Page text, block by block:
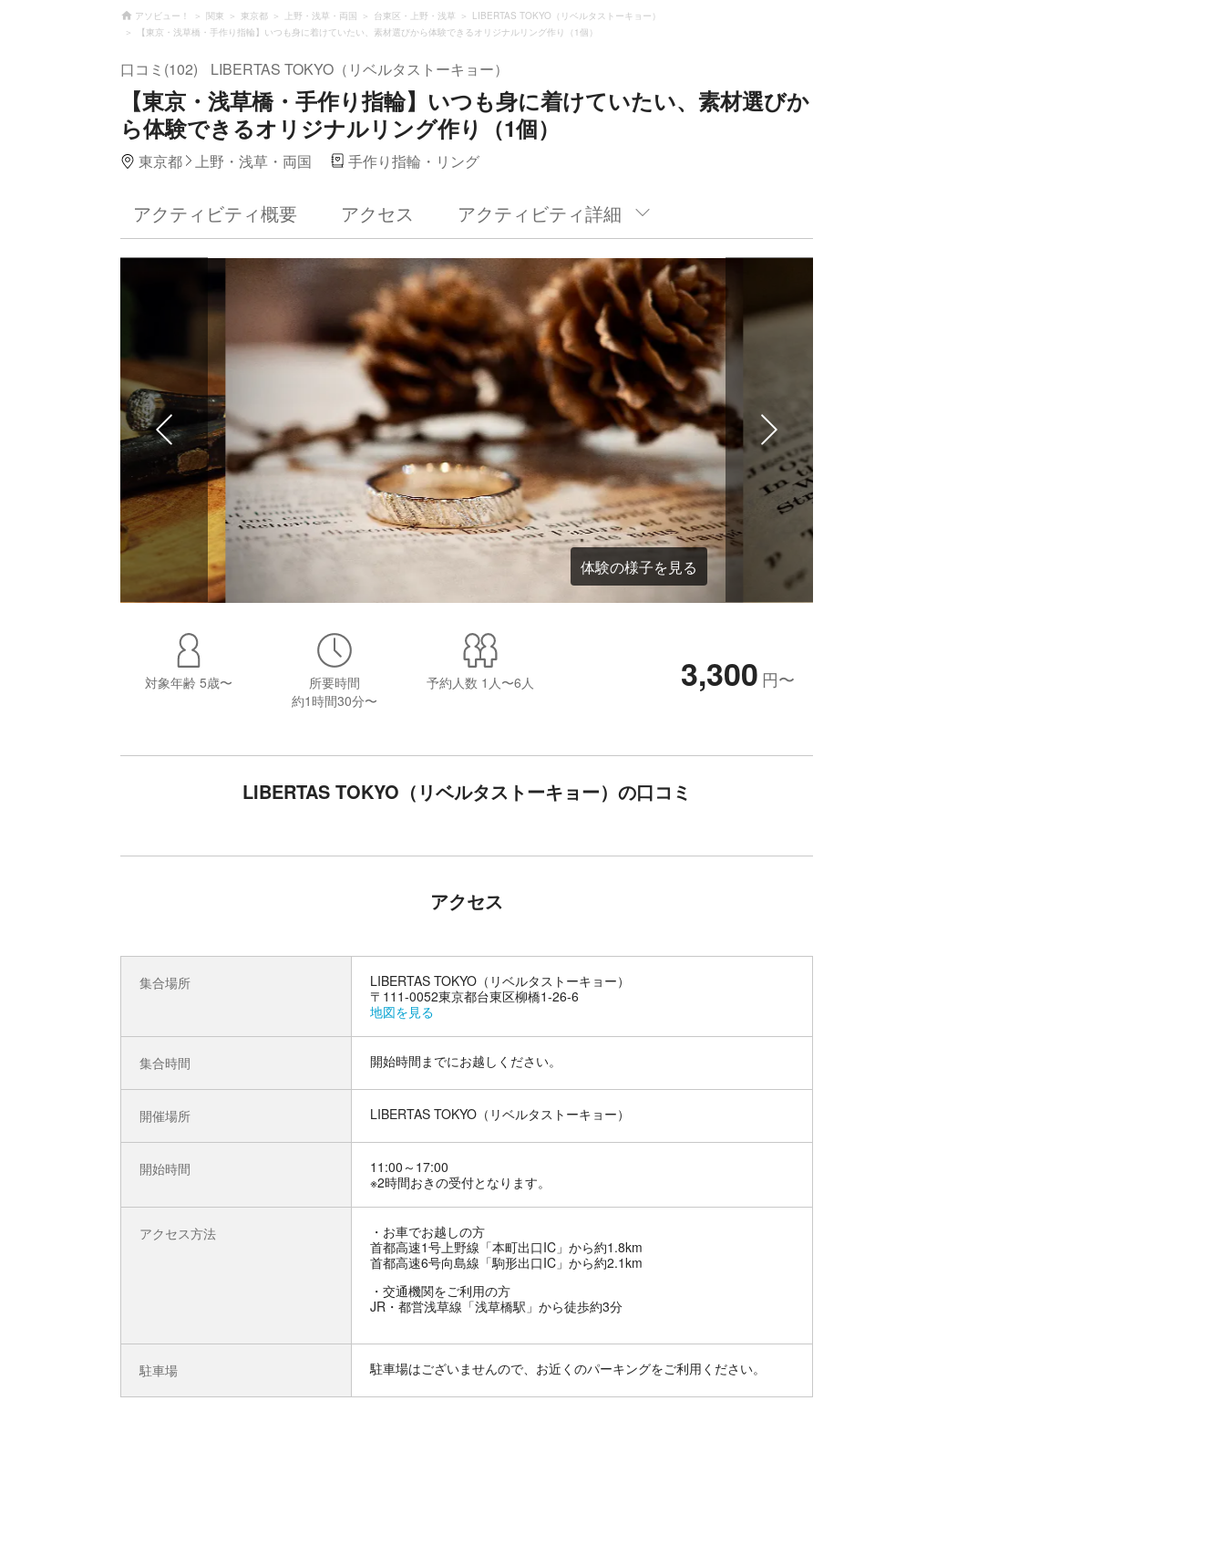
アソビュー！ 関東 東京都 上野・浅草・両国 台東区・上野・浅草
LIBERTAS TOKYO（リベルタストーキョー）
【東京・浅草橋・手作り指輪】いつも身に着けていたい、素材選びから体験できるオリジナルリング作り（1個）
口コミ(102) LIBERTAS TOKYO（リベルタストーキョー）
【東京・浅草橋・手作り指輪】いつも身に着けていたい、素材選びか
ら体験できるオリジナルリング作り（1個）
東京都 上野・浅草・両国 手作り指輪・リング
アクティビティ概要 アクセス アクティビティ詳細
体験の様子を見る
対象年齢 5歳〜
所要時間
約1時間30分〜
予約人数 1人〜6人 3,300 円〜
LIBERTAS TOKYO（リベルタストーキョー）の口コミ
アクセス
集合場所
LIBERTAS TOKYO（リベルタストーキョー）
〒111-0052東京都台東区柳橋1-26-6
地図を見る
集合時間 開始時間までにお越しください。
開催場所 LIBERTAS TOKYO（リベルタストーキョー）
開始時間
11:00～17:00
※2時間おきの受付となります。
アクセス方法
お車でお越しの方
首都高速1号上野線「本町出口IC」から約1.8km
首都高速6号向島線「駒形出口IC」から約2.1km
交通機関をご利用の方
JR・都営浅草線「浅草橋駅」から徒歩約3分
駐車場 駐車場はございませんので、お近くのパーキングをご利用ください。